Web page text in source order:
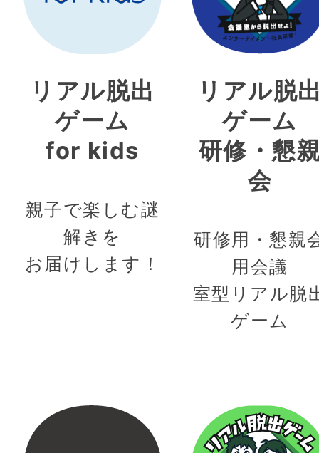
リアル脱出
ゲーム
for kids
親子で楽しむ謎
解きを
お届けします！
リアル脱
ゲーム
研修・懇
会
研修用・懇親
用会議
室型リアル脱
ゲーム